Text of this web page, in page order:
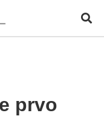
prvo